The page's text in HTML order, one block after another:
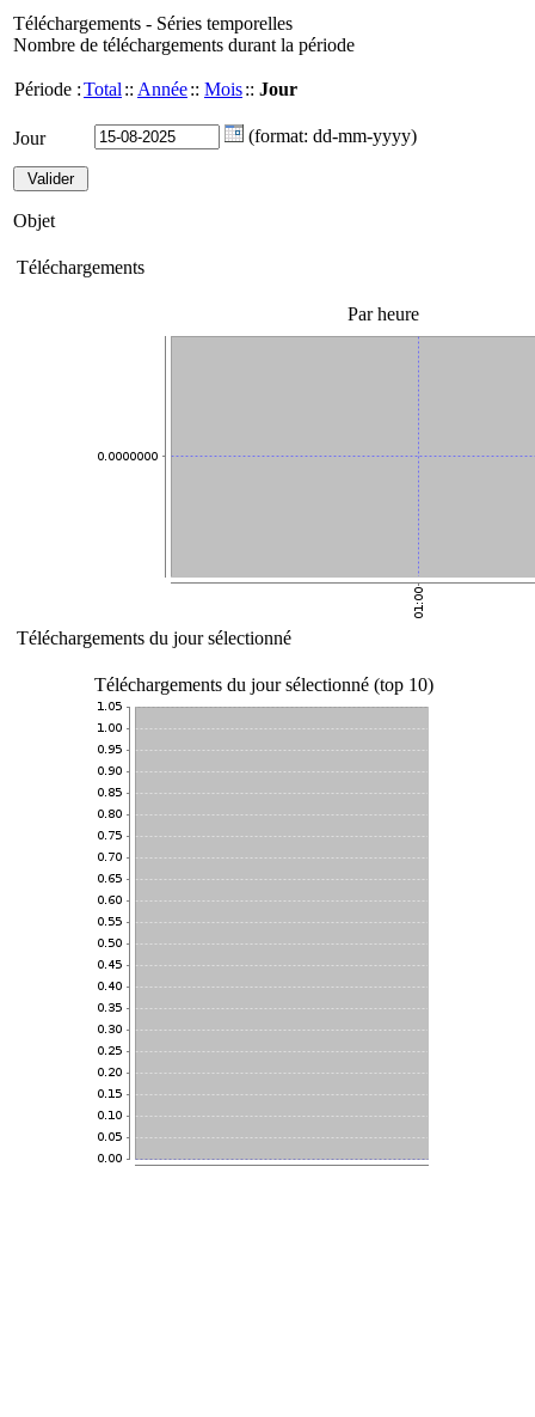
Téléchargements - Séries temporelles
Nombre de téléchargements durant la période
Période :Total :: Année:: Mois:: Jour
Jour (format: dd-mm-yyyy)
Objet
Téléchargements
Par heure
Téléchargements du jour sélectionné
Téléchargements du jour sélectionné (top 10)